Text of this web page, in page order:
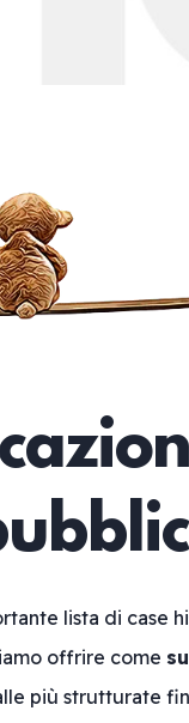
lista di case
offrire come
più strutturate